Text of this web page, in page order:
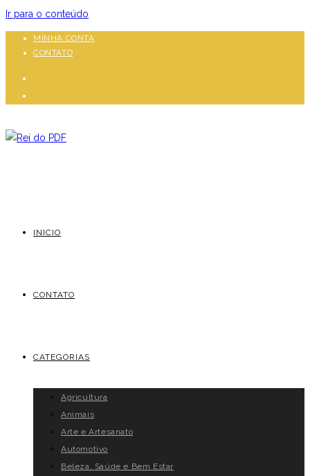
Ir para o conteúdo
MINHA CONTA
CONTATO
INICIO
CONTATO
CATEGORIAS
Agricultura
Animais
Arte e Artesanato
Automotivo
Beleza, Saúde e Bem Estar